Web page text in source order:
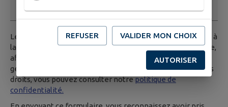
Les données saisies dans ce formulaire seront transmises à
la mairie, et/ou au service compétent habilité par la mairie,
afin de traiter votre demande. Pour en savoir plus sur la
gestion de vos données personnelles et pour excercer vos
droits, vous pouvez consulter notrepolitique de
confidentialité.
REFUSER VALIDER MON CHOIX
AUTORISER